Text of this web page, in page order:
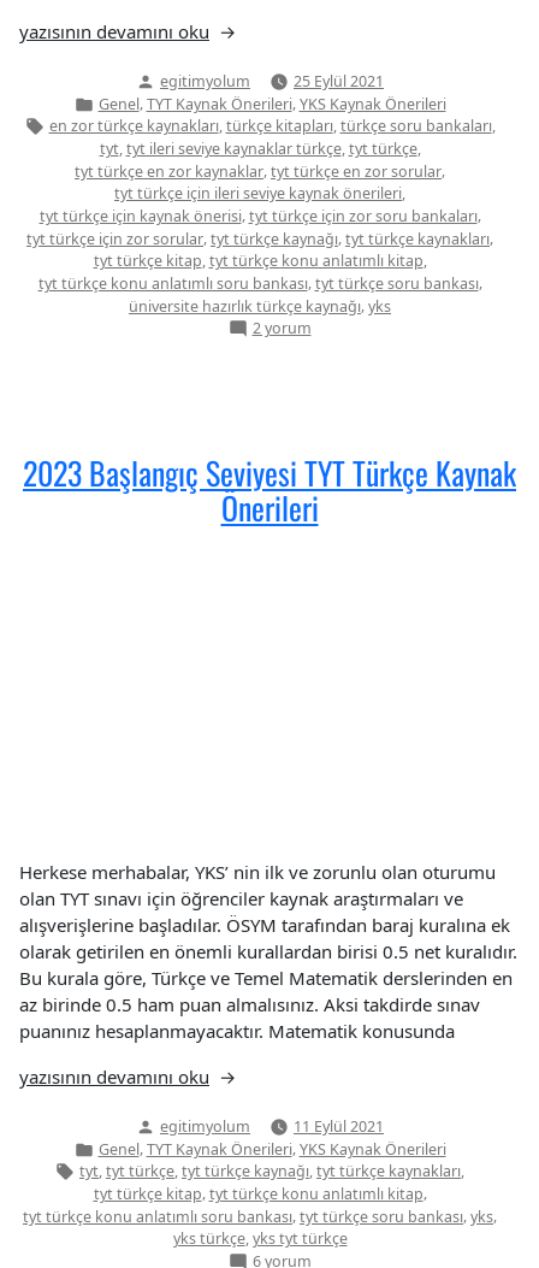
“2023
Türkçe
Kaynak
yazısının devamını oku
Yazan:
egitimyolum
25 Eylül 2021
Yazı
kategorisi
Genel,TYT Kaynak Önerileri,YKS Kaynak Önerileri
Etiketler:
en zor türkçe kaynakları,türkçe kitapları,türkçe soru bankaları,
tyt,tyt ileri seviye kaynaklar türkçe,tyt türkçe,
tyt türkçe en zor kaynaklar,tyt türkçe en zor sorular,
tyt türkçe için ileri seviye kaynak önerileri,
tyt türkçe için kaynak önerisi,tyt türkçe için zor soru bankaları,
tyt türkçe için zor sorular,tyt türkçe kaynağı,tyt türkçe kaynakları,
tyt türkçe kitap,tyt türkçe konu anlatımlı kitap,
tyt türkçe konu anlatımlı soru bankası,tyt türkçe soru bankası,
üniversite hazırlık türkçe kaynağı,yks
2023
Önerileri
için
2 yorum
2023 Başlangıç Seviyesi TYT Türkçe Kaynak
Önerileri
Herkese merhabalar, YKS’ nin ilk ve zorunlu olan oturumu
olan TYT sınavı için öğrenciler kaynak araştırmaları ve
alışverişlerine başladılar. ÖSYM tarafından baraj kuralına ek
olarak getirilen en önemli kurallardan birisi 0.5 net kuralıdır.
Bu kurala göre, Türkçe ve Temel Matematik derslerinden en
az birinde 0.5 ham puan almalısınız. Aksi takdirde sınav
puanınız hesaplanmayacaktır. Matematik konusunda
“2023
Türkçe
Kaynak
Önerileri”
yazısının devamını oku
Yazan:
egitimyolum
11 Eylül 2021
Yazı
kategorisi
Genel,TYT Kaynak Önerileri,YKS Kaynak Önerileri
Etiketler:
tyt,tyt türkçe,tyt türkçe kaynağı,tyt türkçe kaynakları,
tyt türkçe kitap,tyt türkçe konu anlatımlı kitap,
tyt türkçe konu anlatımlı soru bankası,tyt türkçe soru bankası,yks,
yks türkçe,yks tyt türkçe
2023
6 yorum